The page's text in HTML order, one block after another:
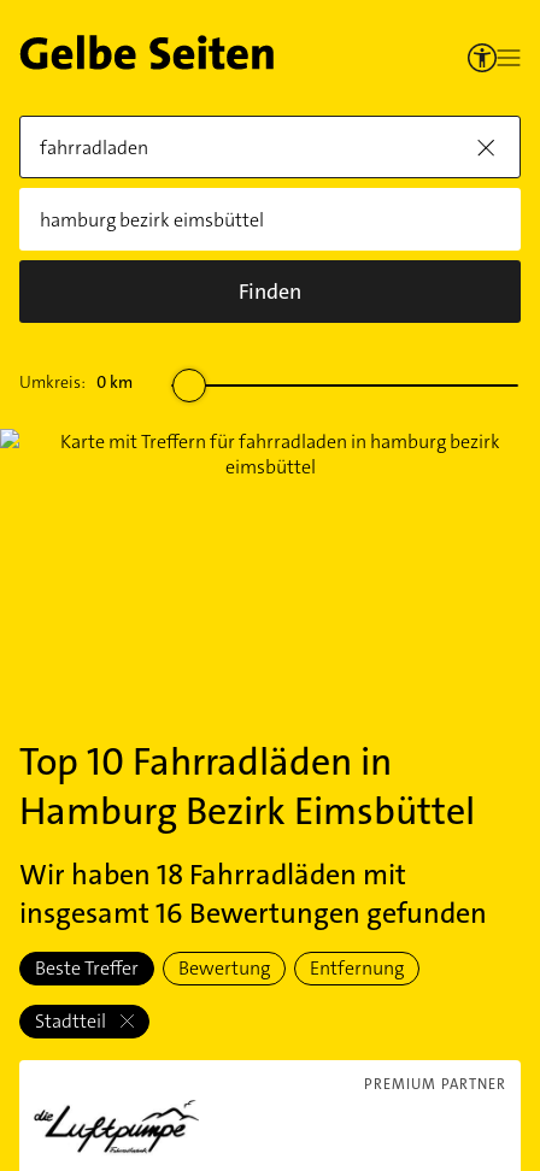
Finden
Umkreis: 0 km
Top 10 Fahrradläden in
Hamburg Bezirk Eimsbüttel
Wir haben 18 Fahrradläden mit
insgesamt 16 Bewertungen gefunden
Beste Treffer Bewertung Entfernung
Stadtteil
PREMIUM PARTNER